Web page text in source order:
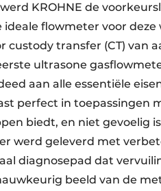
KROHNE de
flowmeter voor
transfer (CT) van
ultrasone
aan alle essentiële
perfect in toepassingen
biedt, en niet gevoelig
werd geleverd met
diagnosepad dat
beeld van de